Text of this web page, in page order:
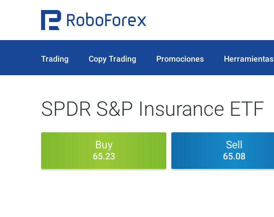
Trading Copy Trading Promociones Herramientas
SPDR S&P Insurance ETF
Buy
65.23
Sell
65.08